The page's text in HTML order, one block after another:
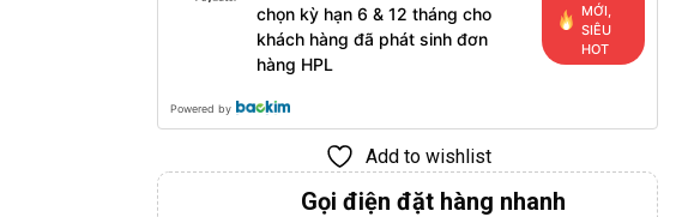
chọn kỳ hạn 6 & 12 tháng cho
khách hàng đã phát sinh đơn
hàng HPL
MỚI,
SIÊU
HOT
Powered by
Add to wishlist
Gọi điện đặt hàng nhanh